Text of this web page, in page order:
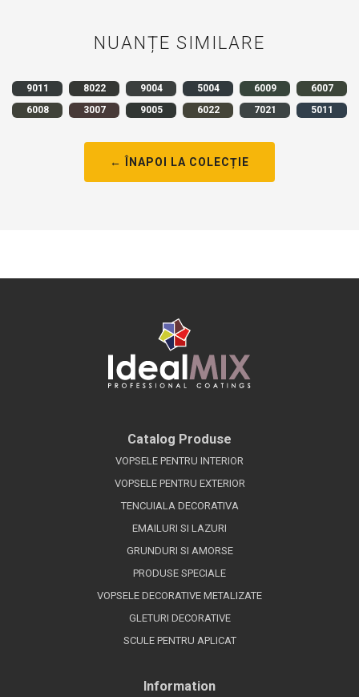
NUANȚE SIMILARE
9011 8022 9004 5004 6009
6007
6008
3007 9005 6022 7021 5011
← ÎNAPOI LA COLECȚIE
Catalog Produse
VOPSELE PENTRU INTERIOR
VOPSELE PENTRU EXTERIOR
TENCUIALA DECORATIVA
EMAILURI SI LAZURI
GRUNDURI SI AMORSE
PRODUSE SPECIALE
VOPSELE DECORATIVE METALIZATE
GLETURI DECORATIVE
SCULE PENTRU APLICAT
Information